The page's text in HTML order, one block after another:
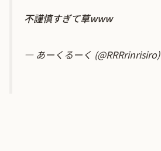
不謹慎すぎて草www
— あーくるーく (@RRRrinrisiro)